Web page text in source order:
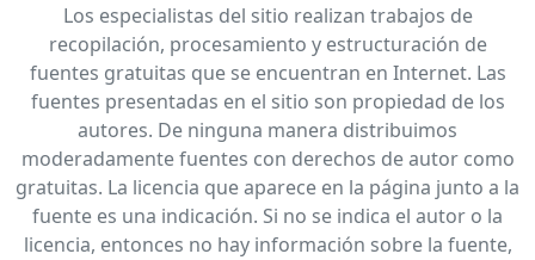
Los especialistas del sitio realizan trabajos de
recopilación, procesamiento y estructuración de
fuentes gratuitas que se encuentran en Internet. Las
fuentes presentadas en el sitio son propiedad de los
autores. De ninguna manera distribuimos
moderadamente fuentes con derechos de autor como
gratuitas. La licencia que aparece en la página junto a la
fuente es una indicación. Si no se indica el autor o la
licencia, entonces no hay información sobre la fuente,